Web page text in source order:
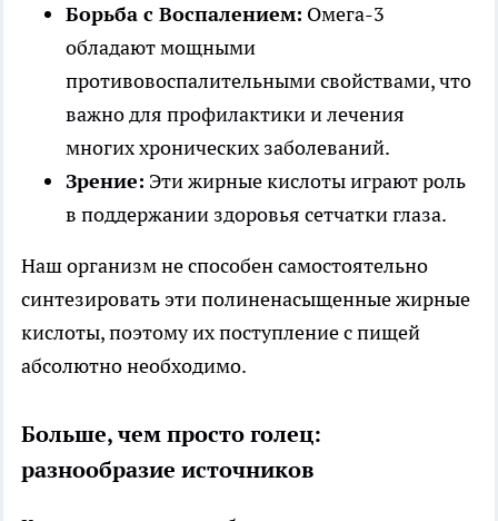
Борьба с Воспалением: Омега-3
обладают мощными
противовоспалительными свойствами, что
важно для профилактики и лечения
многих хронических заболеваний.
Зрение: Эти жирные кислоты играют роль
в поддержании здоровья сетчатки глаза.
Наш организм не способен самостоятельно
синтезировать эти полиненасыщенные жирные
кислоты, поэтому их поступление с пищей
абсолютно необходимо.
Больше, чем просто голец:
разнообразие источников